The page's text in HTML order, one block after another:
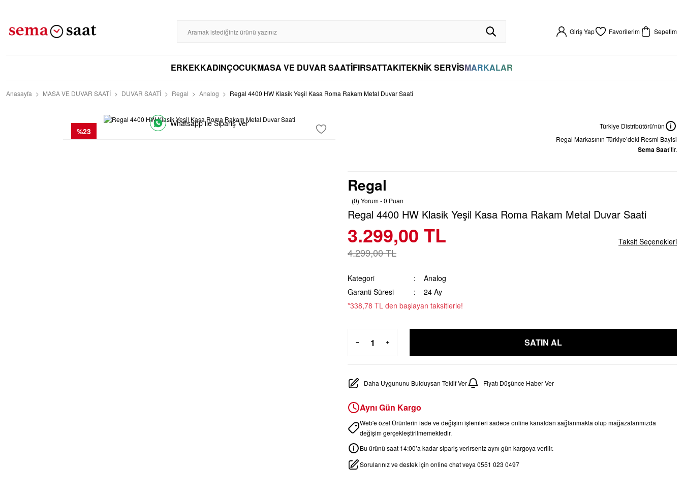
Giriş Yap
Favorilerim Sepetim
ERKEKKADINÇOCUKMASA VE DUVAR SAATİFIRSATTAKITEKNİK SERVİSMARKALAR
Anasayfa MASA VE DUVAR SAATİ DUVAR SAATİ Regal Analog Regal 4400 HW Klasik Yeşil Kasa Roma Rakam Metal Duvar Saati
%23
Whatsapp ile Sipariş Ver
Türkiye Distribütörü'nün
Regal Markasının Türkiye’deki Resmi Bayisi
Sema Saat’tir.
Regal
(0) Yorum - 0 Puan
Regal 4400 HW Klasik Yeşil Kasa Roma Rakam Metal Duvar Saati
3.299,00 TL
4.299,00 TL
Taksit Seçenekleri
Kategori
Analog
Garanti Süresi
24 Ay
*338,78 TL den başlayan taksitlerle!
SATIN AL
Daha Uygununu Bulduysan Teklif Ver Fiyatı Düşünce Haber Ver
Aynı Gün Kargo
Web'e özel Ürünlerin iade ve değişim işlemleri sadece online kanaldan sağlanmakta olup mağazalarımızda
değişim gerçekleştirilmemektedir.
Bu ürünü saat 14:00’a kadar sipariş verirseniz aynı gün kargoya verilir.
Sorularınız ve destek için online chat veya 0551 023 0497